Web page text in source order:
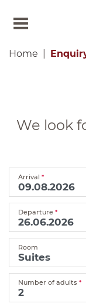
Home
We look
Arrival *
Departure *
Room
Number of adults *